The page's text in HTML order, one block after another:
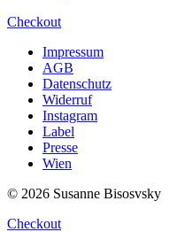
Checkout
Impressum
AGB
Datenschutz
Widerruf
Instagram
Label
Presse
Wien
© 2026 Susanne Bisosvsky
Checkout